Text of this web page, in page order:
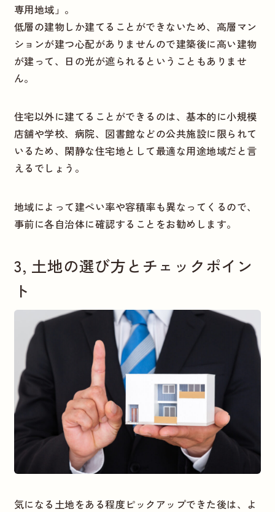
専用地域」。
低層の建物しか建てることができないため、高層マン
ションが建つ心配がありませんので建築後に高い建物
が建って、日の光が遮られるということもありませ
ん。
住宅以外に建てることができるのは、基本的に小規模
店舗や学校、病院、図書館などの公共施設に限られて
いるため、閑静な住宅地として最適な用途地域だと言
えるでしょう。
地域によって建ぺい率や容積率も異なってくるので、
事前に各自治体に確認することをお勧めします。
3, 土地の選び方とチェックポイン
ト
気になる土地をある程度ピックアップできた後は、よ